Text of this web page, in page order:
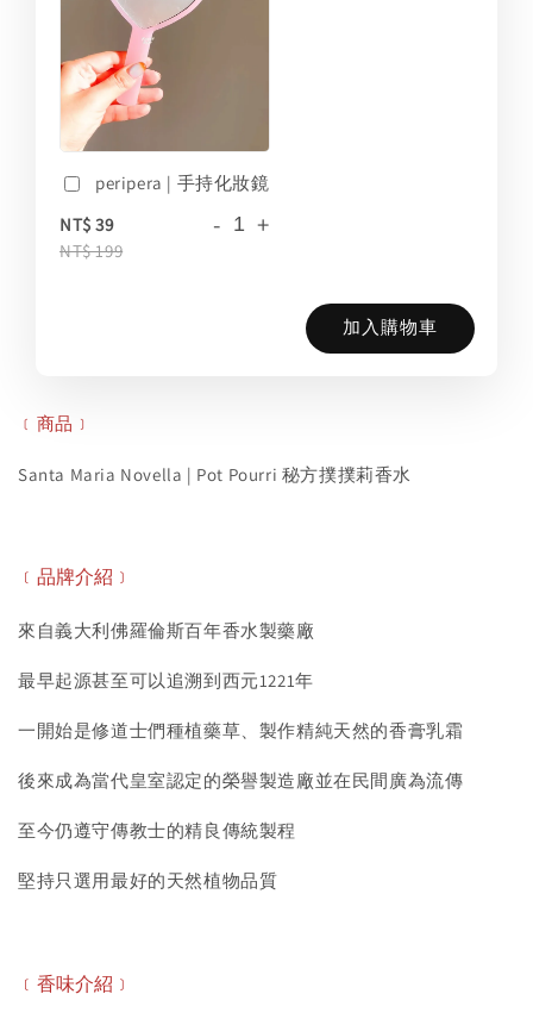
peripera | 手持化妝鏡
NT$ 39
NT$ 199
- +
加入購物車
﹝商品﹞
Santa Maria Novella | Pot Pourri 秘方撲撲莉香水
﹝品牌介紹﹞
來自義大利佛羅倫斯百年香水製藥廠
最早起源甚至可以追溯到西元1221年
一開始是修道士們種植藥草、製作精純天然的香膏乳霜
後來成為當代皇室認定的榮譽製造廠並在民間廣為流傳
至今仍遵守傳教士的精良傳統製程
堅持只選用最好的天然植物品質
﹝香味介紹﹞